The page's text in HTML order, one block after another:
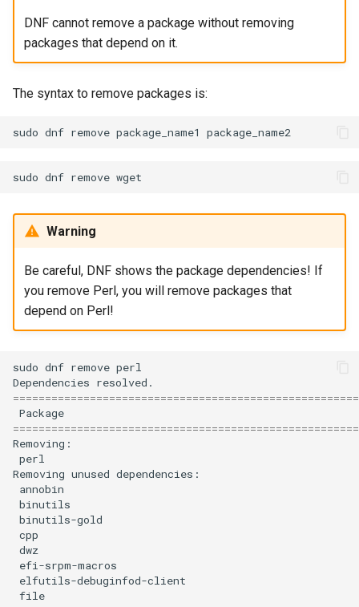
DNF cannot remove a package without removing
packages that depend on it.
The syntax to remove packages is:
sudo dnf remove package_name1
sudo dnf remove wget
Warning
Be careful, DNF shows the package dependencies! If
you remove Perl, you will remove packages that
depend on Perl!
sudo dnf remove perl
Dependencies
Package
perl
Removing unused
annobin
binutils
binutils-gold
cpp
dwz
efi-srpm-macros
elfutils-debuginfod-client
file